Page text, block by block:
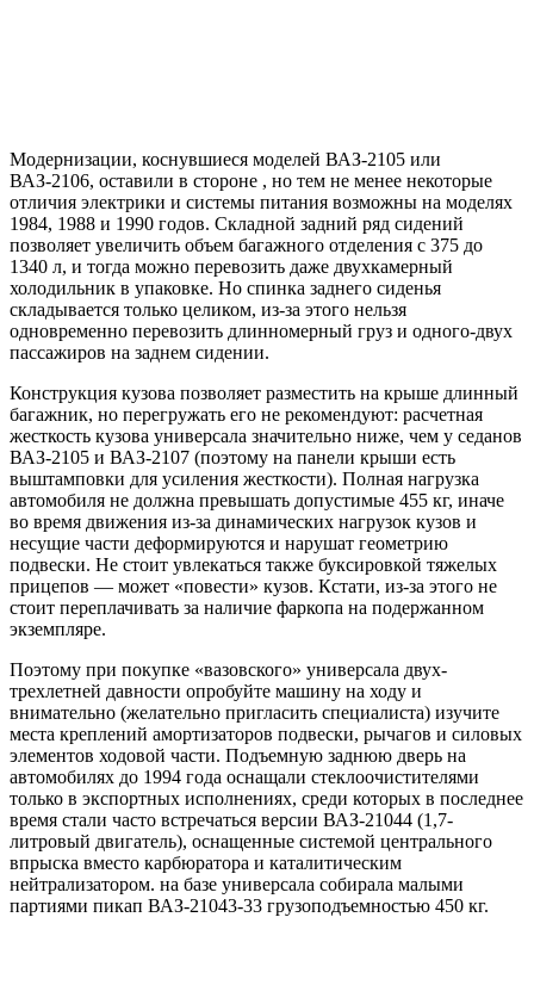
Модернизации, коснувшиеся моделей ВАЗ-2105 или
ВАЗ-2106, оставили в стороне , но тем не менее некоторые
отличия электрики и системы питания возможны на моделях
1984, 1988 и 1990 годов. Складной задний ряд сидений
позволяет увеличить объем багажного отделения с 375 до
1340 л, и тогда можно перевозить даже двухкамерный
холодильник в упаковке. Но спинка заднего сиденья
складывается только целиком, из-за этого нельзя
одновременно перевозить длинномерный груз и одного-двух
пассажиров на заднем сидении.
Конструкция кузова позволяет разместить на крыше длинный
багажник, но перегружать его не рекомендуют: расчетная
жесткость кузова универсала значительно ниже, чем у седанов
ВАЗ-2105 и ВАЗ-2107 (поэтому на панели крыши есть
выштамповки для усиления жесткости). Полная нагрузка
автомобиля не должна превышать допустимые 455 кг, иначе
во время движения из-за динамических нагрузок кузов и
несущие части деформируются и нарушат геометрию
подвески. Не стоит увлекаться также буксировкой тяжелых
прицепов — может «повести» кузов. Кстати, из-за этого не
стоит переплачивать за наличие фаркопа на подержанном
экземпляре.
Поэтому при покупке «вазовского» универсала двух-
трехлетней давности опробуйте машину на ходу и
внимательно (желательно пригласить специалиста) изучите
места креплений амортизаторов подвески, рычагов и силовых
элементов ходовой части. Подъемную заднюю дверь на
автомобилях до 1994 года оснащали стеклоочистителями
только в экспортных исполнениях, среди которых в последнее
время стали часто встречаться версии ВАЗ-21044 (1,7-
литровый двигатель), оснащенные системой центрального
впрыска вместо карбюратора и каталитическим
нейтрализатором. на базе универсала собирала малыми
партиями пикап ВАЗ-21043-33 грузоподъемностью 450 кг.